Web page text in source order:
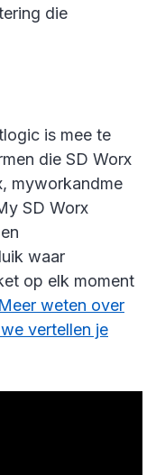
die
is mee te
die SD Worx
myworkandme
SD Worx
waar
op elk moment
Meer weten over
vertellen je